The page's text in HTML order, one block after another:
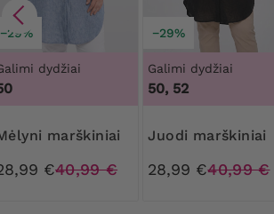
−29%
dydžiai
Mėlyni marškiniai
€40,99 €
−29%
Galimi dydžiai
50, 52
Juodi marškiniai
28,99 €40,99 €